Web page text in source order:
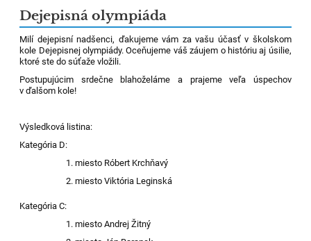
Dejepisná olympiáda
Milí dejepisní nadšenci, ďakujeme vám za vašu účasť v školskom
kole Dejepisnej olympiády. Oceňujeme váš záujem o históriu aj úsilie,
ktoré ste do súťaže vložili.
Postupujúcim srdečne blahoželáme a prajeme veľa úspechov
v ďalšom kole!
Výsledková listina:
Kategória D:
miesto Róbert Krchňavý
miesto Viktória Leginská
Kategória C:
miesto Andrej Žitný